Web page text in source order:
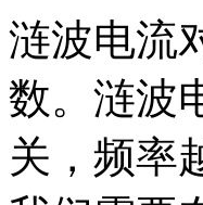
涟波电流
数。涟波
关，频率